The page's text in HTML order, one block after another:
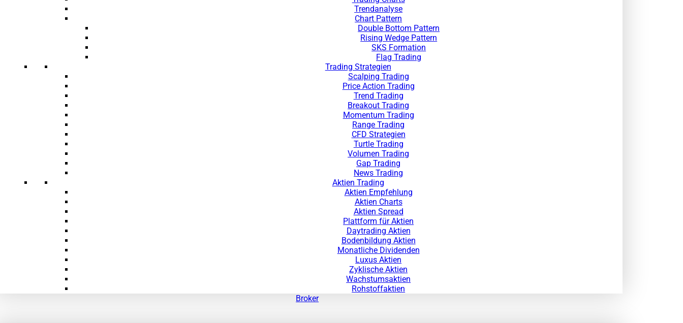
Trendanalyse
Chart Pattern
Double Bottom Pattern
Rising Wedge Pattern
SKS Formation
Flag Trading
Trading Strategien
Scalping Trading
Price Action Trading
Trend Trading
Breakout Trading
Momentum Trading
Range Trading
CFD Strategien
Turtle Trading
Volumen Trading
Gap Trading
News Trading
Aktien Trading
Aktien Empfehlung
Aktien Charts
Aktien Spread
Plattform für Aktien
Daytrading Aktien
Bodenbildung Aktien
Monatliche Dividenden
Luxus Aktien
Zyklische Aktien
Wachstumsaktien
Rohstoffaktien
Broker